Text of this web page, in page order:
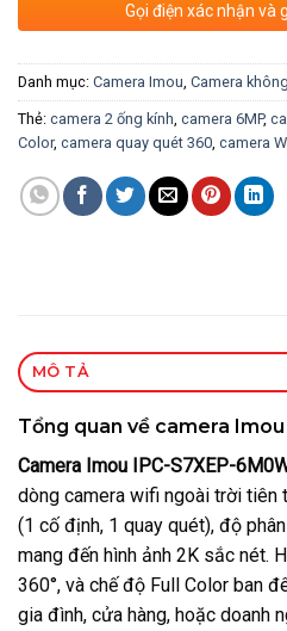
Gọi điện xác nhận và
Danh mục: Camera Imou, Camera
Thẻ: camera 2 ống kính, camera 6MP,
Color, camera quay quét 360, camera
MÔ TẢ
Tổng quan về camera Imou
Camera Imou IPC-S7XEP-
dòng camera wifi ngoài trời tiên
(1 cố định, 1 quay quét), độ
mang đến hình ảnh 2K sắc nét.
360°, và chế độ Full Color ban
gia đình, cửa hàng, hoặc doanh